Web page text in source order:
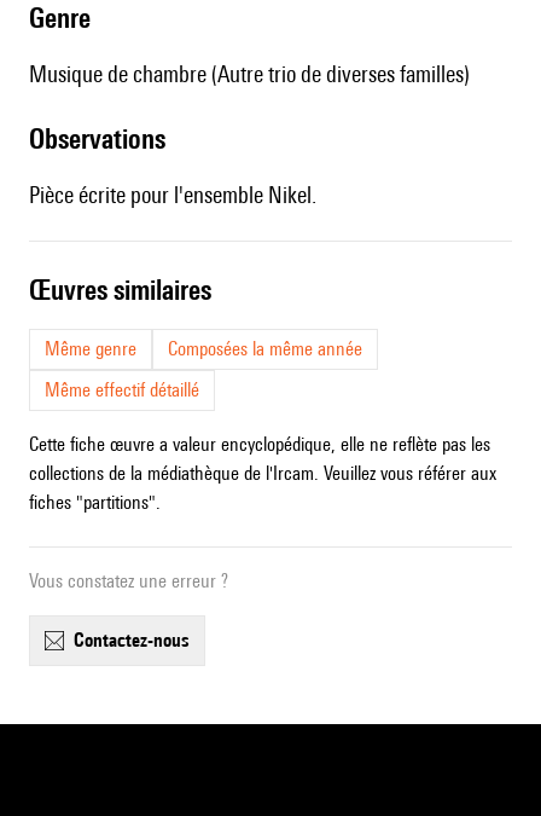
genre
Musique de chambre (Autre trio de diverses familles)
observations
Pièce écrite pour l'ensemble Nikel.
œuvres similaires
Même genre
Composées la même année
Même effectif détaillé
Cette fiche œuvre a valeur encyclopédique, elle ne reflète pas les
collections de la médiathèque de l'Ircam. Veuillez vous référer aux
fiches "partitions".
Vous constatez une erreur ?
contactez-nous